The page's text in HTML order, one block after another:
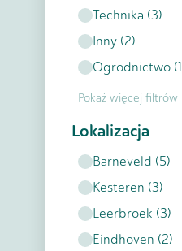
Technika (3)
Inny (2)
Ogrodnictwo (1
Pokaż więcej filtrów
Lokalizacja
Barneveld (5)
Kesteren (3)
Leerbroek (3)
Eindhoven (2)